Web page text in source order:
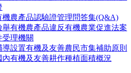
機農產品認驗證管理問答集(Q&A)
舉有機農產品違反有機農業促進法案
受理機關
導設置有機及友善農民市集補助原則
內有機及友善耕作種植面積概況